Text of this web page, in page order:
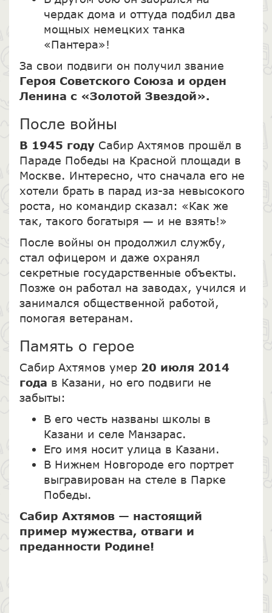
чердак дома и оттуда подбил два
мощных немецких танка
«Пантера»!
За свои подвиги он получил звание
Героя Советского Союза и орден
Ленина с «Золотой Звездой».
После войны
В 1945 годуСабир Ахтямов прошёл в
Параде Победы на Красной площади в
Москве. Интересно, что сначала его не
хотели брать в парад из-за невысокого
роста, но командир сказал: «Как же
так, такого богатыря — и не взять!»
После войны он продолжил службу,
стал офицером и даже охранял
секретные государственные объекты.
Позже он работал на заводах, учился и
занимался общественной работой,
помогая ветеранам.
Память о герое
Сабир Ахтямов умер 20 июля 2014
года в Казани, но его подвиги не
забыты:
В его честь названы школы в
Казани и селе Манзарас.
Его имя носит улица в Казани.
В Нижнем Новгороде его портрет
выгравирован на стеле в Парке
Победы.
Сабир Ахтямов — настоящий
пример мужества, отваги и
преданности Родине!